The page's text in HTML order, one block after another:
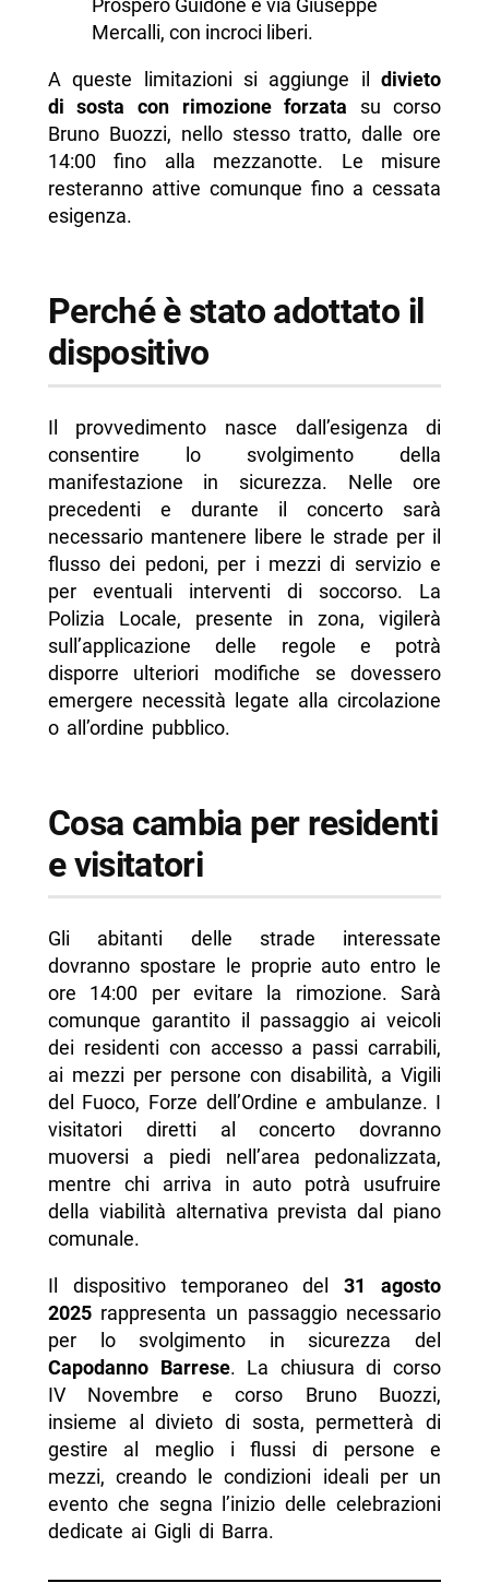
Prospero Guidone e via Giuseppe
Mercalli, con incroci liberi.
A queste limitazioni si aggiunge ildivieto
di sosta con rimozione forzata su corso
Bruno Buozzi, nello stesso tratto, dalle ore
14:00 fino alla mezzanotte. Le misure
resteranno attive comunque fino a cessata
esigenza.
Perché è stato adottato il
dispositivo
Il provvedimento nasce dall’esigenza di
consentire lo svolgimento della
manifestazione in sicurezza. Nelle ore
precedenti e durante il concerto sarà
necessario mantenere libere le strade per il
flusso dei pedoni, per i mezzi di servizio e
per eventuali interventi di soccorso. La
Polizia Locale, presente in zona, vigilerà
sull’applicazione delle regole e potrà
disporre ulteriori modifiche se dovessero
emergere necessità legate alla circolazione
o all’ordine pubblico.
Cosa cambia per residenti
e visitatori
Gli abitanti delle strade interessate
dovranno spostare le proprie auto entro le
ore 14:00 per evitare la rimozione. Sarà
comunque garantito il passaggio ai veicoli
dei residenti con accesso a passi carrabili,
ai mezzi per persone con disabilità, a Vigili
del Fuoco, Forze dell’Ordine e ambulanze. I
visitatori diretti al concerto dovranno
muoversi a piedi nell’area pedonalizzata,
mentre chi arriva in auto potrà usufruire
della viabilità alternativa prevista dal piano
comunale.
Il dispositivo temporaneo del31 agosto
2025rappresenta un passaggio necessario
per lo svolgimento in sicurezza del
Capodanno Barrese. La chiusura di corso
IV Novembre e corso Bruno Buozzi,
insieme al divieto di sosta, permetterà di
gestire al meglio i flussi di persone e
mezzi, creando le condizioni ideali per un
evento che segna l’inizio delle celebrazioni
dedicate ai Gigli di Barra.